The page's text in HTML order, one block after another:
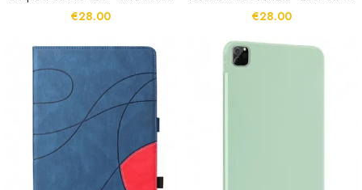
€28.00
€28.00